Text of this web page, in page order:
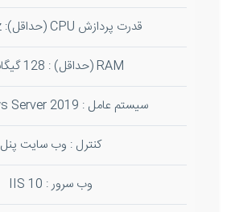
قدرت پردازش CPU (حداقل): 3.2GHz
RAM (حداقل) : 128 گیگابایت
سیستم عامل : Windows Server 2019
کنترل : وب سایت پنل
وب سرور : IIS 10